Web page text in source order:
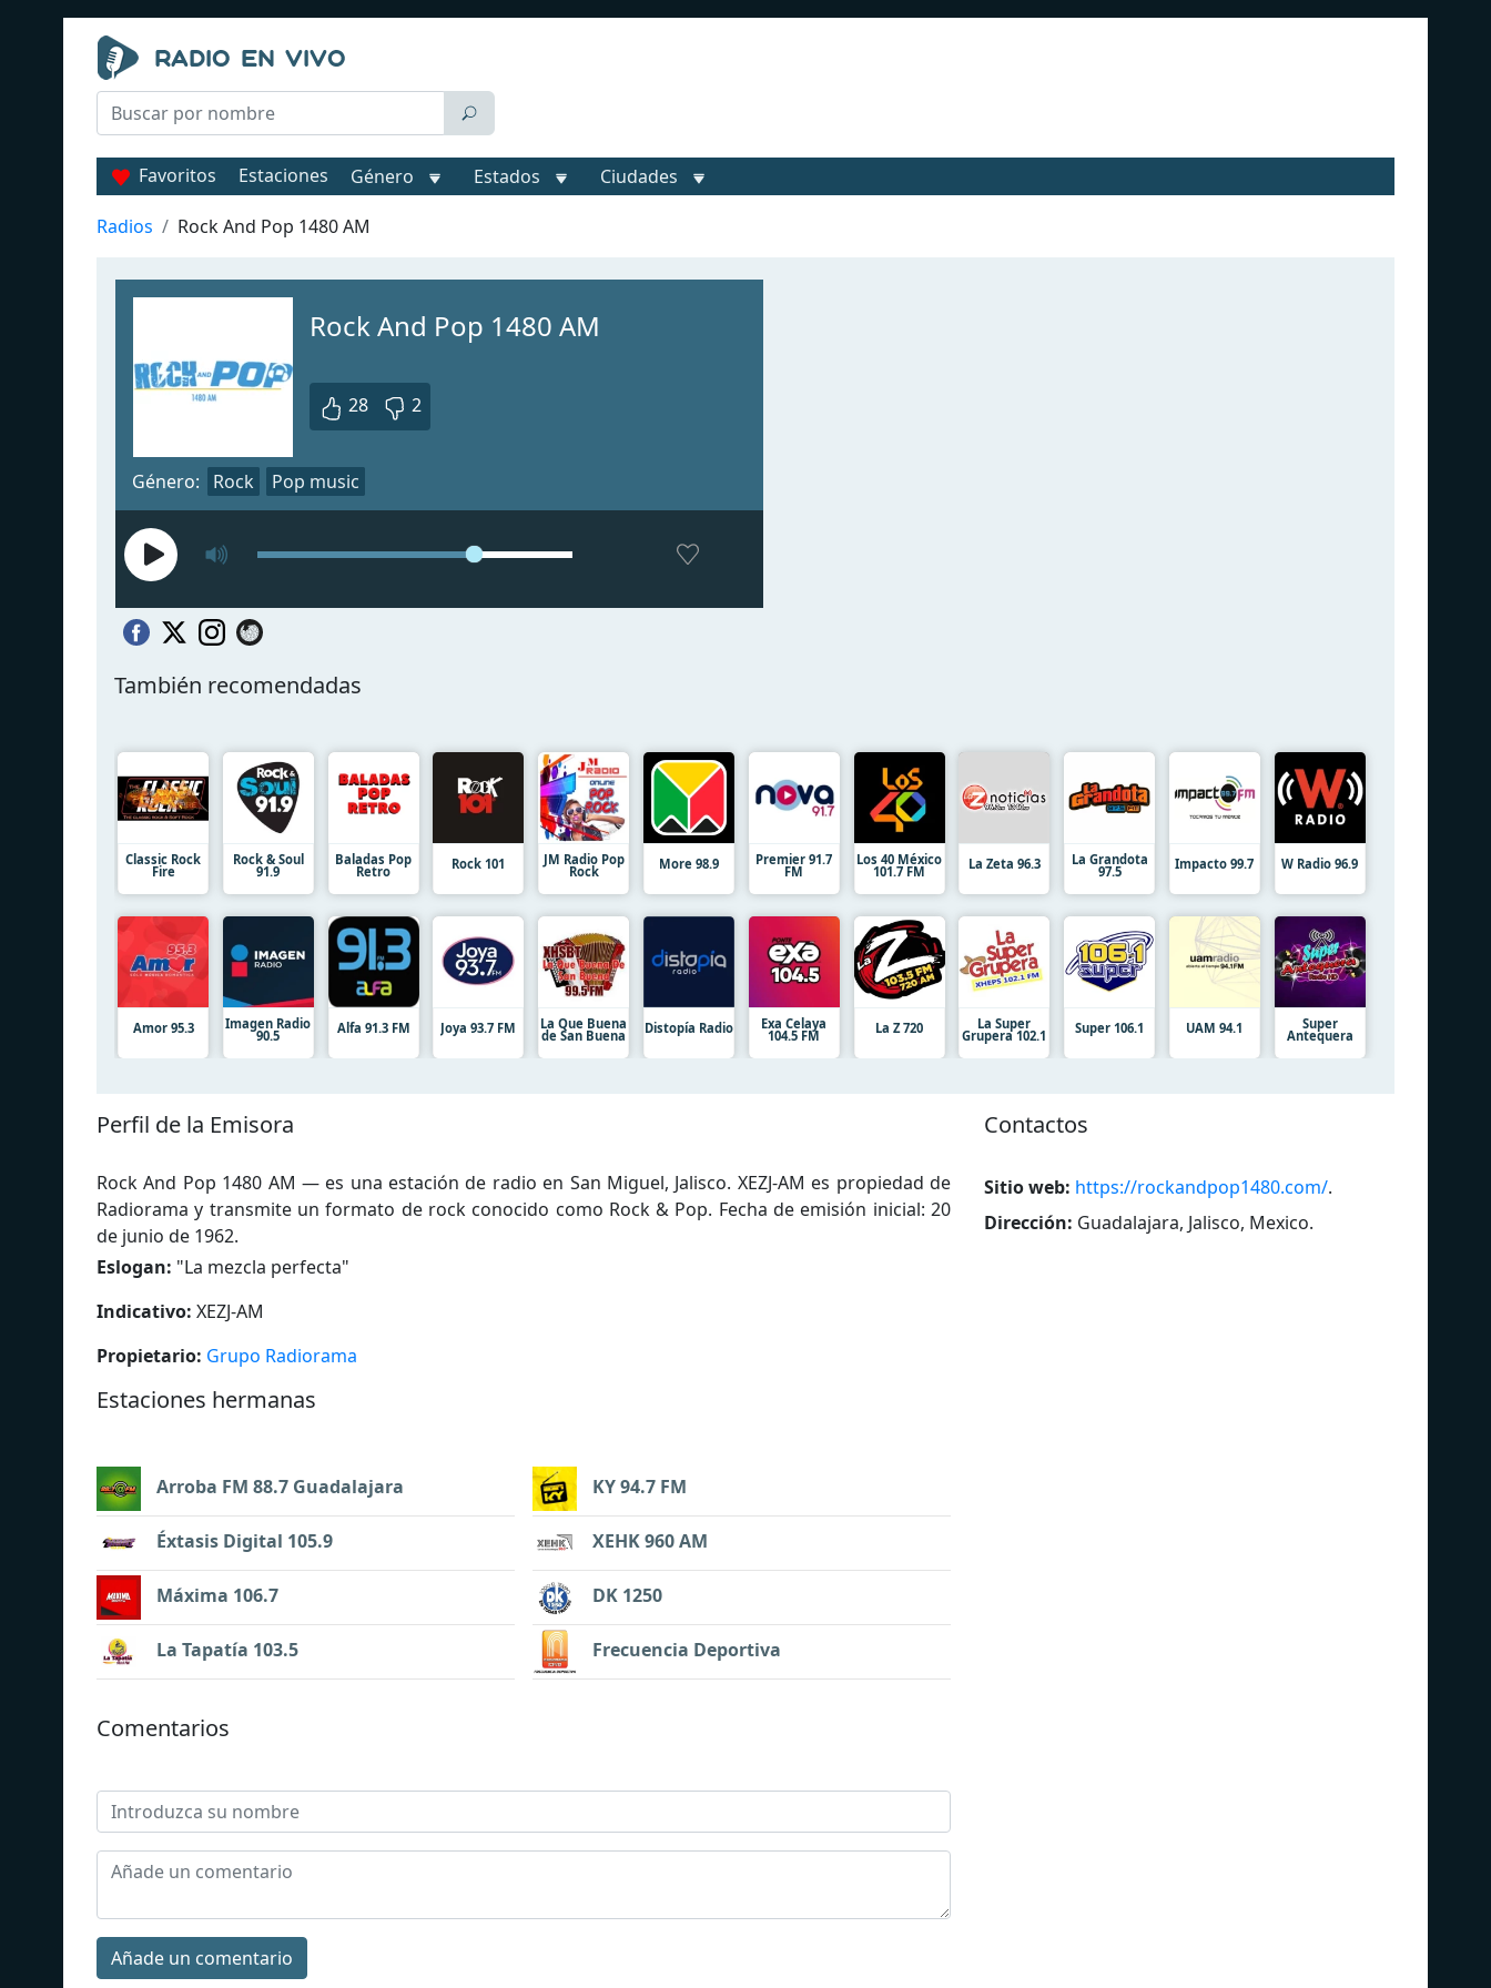
Favoritos Estaciones Género Estados Ciudades
Radios Rock And Pop 1480 AM
Rock And Pop 1480 AM
28 2
Género: Rock Pop music
También recomendadas
Classic Rock
Fire
Rock & Soul
91.9
Baladas Pop
Retro Rock 101 JM Radio Pop
Rock More 98.9 Premier 91.7
FM
Los 40 México
101.7 FM La Zeta 96.3 La Grandota
97.5 Impacto 99.7 W Radio 96.9
Amor 95.3 Imagen Radio
90.5 Alfa 91.3 FM Joya 93.7 FM La Que Buena
de San Buena Distopía Radio Exa Celaya
104.5 FM La Z 720 La Super
Grupera 102.1 Super 106.1 UAM 94.1 Super
Antequera
Perfil de la Emisora
Rock And Pop 1480 AM — es una estación de radio en San Miguel, Jalisco. XEZJ-AM es propiedad de
Radiorama y transmite un formato de rock conocido como Rock & Pop. Fecha de emisión inicial: 20
de junio de 1962.
Eslogan: "La mezcla perfecta"
Indicativo: XEZJ-AM
Propietario: Grupo Radiorama
Estaciones hermanas
Arroba FM 88.7 Guadalajara
Éxtasis Digital 105.9
Máxima 106.7
La Tapatía 103.5
KY 94.7 FM
XEHK 960 AM
DK 1250
Frecuencia Deportiva
Contactos
Sitio web: https://rockandpop1480.com/.
Dirección: Guadalajara, Jalisco, Mexico.
Comentarios
Añade un comentario